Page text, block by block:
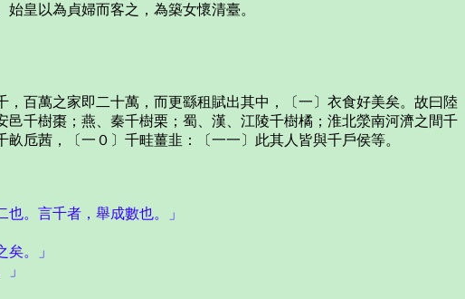
皇以為貞婦而客之，為築女懷清臺。
百萬之家即二十萬，而更繇租賦出其中，〔一〕衣食好美矣。故曰陸
千樹棗；燕、秦千樹栗；蜀、漢、江陵千樹橘；淮北滎南河濟之間千
卮茜，〔一０〕千畦薑韭：〔一一〕此其人皆與千戶侯等。
。言千者，舉成數也。」
。」